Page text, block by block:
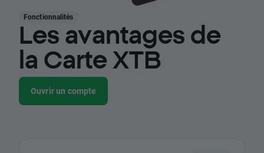
Fonctionnalités
Les avantages de
la Carte XTB
Ouvrir un compte